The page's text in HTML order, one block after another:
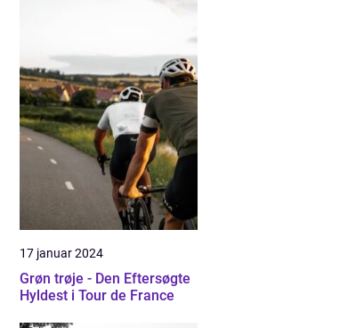
17 januar 2024
Grøn trøje - Den Eftersøgte
Hyldest i Tour de France